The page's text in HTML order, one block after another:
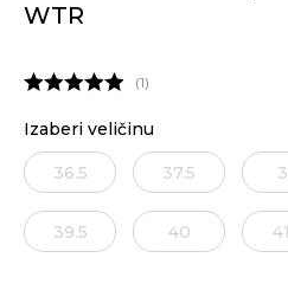
WTR
1
Izaberi veličinu
36.5 37.5
39.5 40